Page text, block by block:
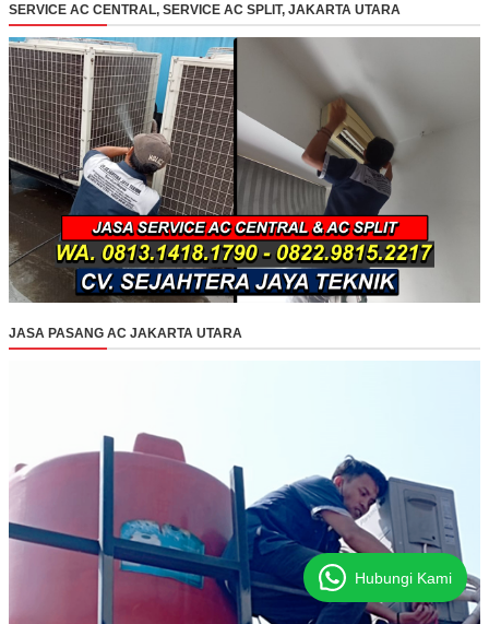
SERVICE AC CENTRAL, SERVICE AC SPLIT, JAKARTA UTARA
JASA PASANG AC JAKARTA UTARA
Hubungi Kami